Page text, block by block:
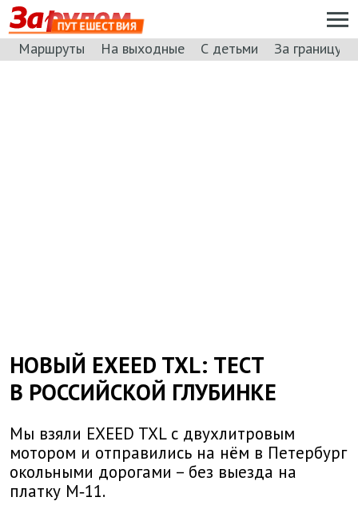
ПУТЕШЕСТВИЯ
Маршруты На выходные С детьми За границу
НОВЫЙ EXEED TXL: ТЕСТ
В РОССИЙСКОЙ ГЛУБИНКЕ
Мы взяли EXEED TXL с двухлитровым
мотором и отправились на нём в Петербург
окольными дорогами – без выезда на
платку М‑11.